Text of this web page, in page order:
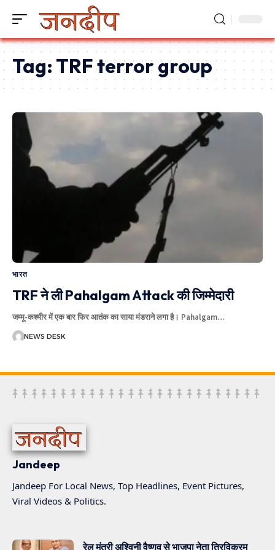
Tag: TRF terror group
भारत
TRF ने ली Pahalgam Attack की जिम्मेदारी
जम्मू-कश्मीर में एक बार फिर आतंक का साया मंडराने लगा है। Pahalgam…
NEWS DESK
Jandeep
Jandeep For Local News, Top Headlines, Event Pictures,
Viral Videos & Politics.
रेल मंत्री अश्विनी वैष्णव से भाजपा नेता त्रिविक्रम